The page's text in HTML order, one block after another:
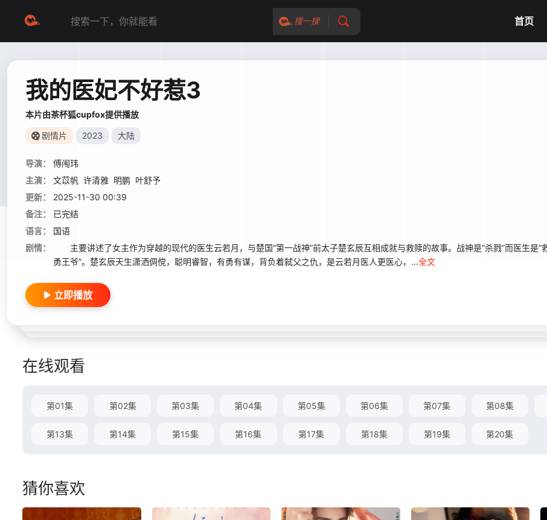
搜一搜 首页
我的医妃不好惹3
本片由茶杯狐cupfox提供播放
剧情片 2023 大陆
导演：
傅闱玮
主演：
文苡帆 许清雅 明鹏 叶舒予
更新：
2025-11-30 00:39
备注：
已完结
语言：
国语
剧情：
主要讲述了女主作为穿越的现代的医生云若月，与楚国“第一战神”前太子楚玄辰互相成就与救赎的故事。战神是“杀戮”而医生是“
勇王爷”。楚玄辰天生潇洒倜傥，聪明睿智，有勇有谋，背负着弑父之仇，是云若月医人更医心，...全文
立即播放
在线观看
第01集 第02集 第03集 第04集 第05集 第06集 第07集 第08集
第13集 第14集 第15集 第16集 第17集 第18集 第19集 第20集
猜你喜欢